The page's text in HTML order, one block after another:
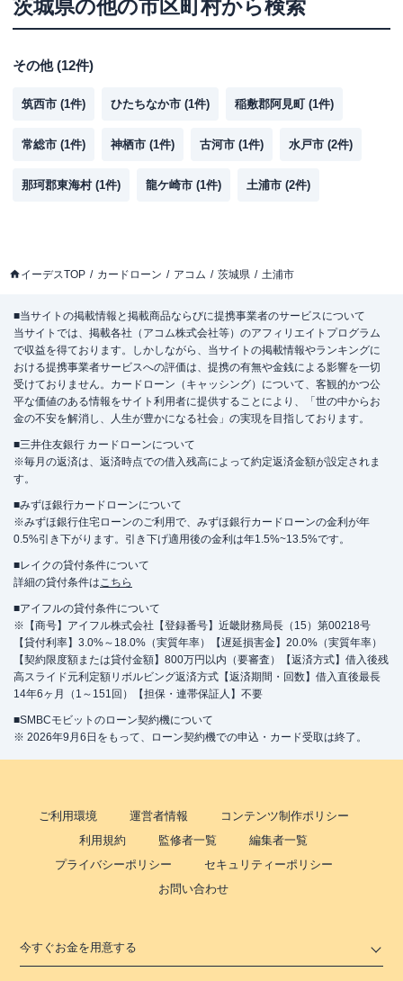
茨城県の他の市区町村から検索
その他(12件)
筑西市 (1件) ひたちなか市 (1件) 稲敷郡阿見町 (1件)
常総市 (1件) 神栖市 (1件) 古河市 (1件) 水戸市 (2件)
那珂郡東海村(1件) 龍ケ崎市 (1件) 土浦市 (2件)
イーデスTOP カードローン アコム 茨城県 土浦市
■当サイトの掲載情報と掲載商品ならびに提携事業者のサービスについて
当サイトでは、掲載各社（アコム株式会社等）のアフィリエイトプログラム
で収益を得ております。しかしながら、当サイトの掲載情報やランキングに
おける提携事業者サービスへの評価は、提携の有無や金銭による影響を一切
受けておりません。カードローン（キャッシング）について、客観的かつ公
平な価値のある情報をサイト利用者に提供することにより、「世の中からお
金の不安を解消し、人生が豊かになる社会」の実現を目指しております。
■三井住友銀行 カードローンについて
※毎月の返済は、返済時点での借入残高によって約定返済金額が設定されま
す。
■みずほ銀行カードローンについて
※みずほ銀行住宅ローンのご利用で、みずほ銀行カードローンの金利が年
0.5%引き下がります。引き下げ適用後の金利は年1.5%~13.5%です。
■レイクの貸付条件について
詳細の貸付条件はこちら
■アイフルの貸付条件について
※【商号】アイフル株式会社【登録番号】近畿財務局長（15）第00218号
【貸付利率】3.0%～18.0%（実質年率）【遅延損害金】20.0%（実質年率）
【契約限度額または貸付金額】800万円以内（要審査）【返済方式】借入後残
高スライド元利定額リボルビング返済方式【返済期間・回数】借入直後最長
14年6ヶ月（1～151回）【担保・連帯保証人】不要
■SMBCモビットのローン契約機について
※ 2026年9月6日をもって、ローン契約機での申込・カード受取は終了。
ご利用環境 運営者情報
コンテンツ制作ポリシー
利用規約
監修者一覧
編集者一覧
プライバシーポリシー
セキュリティーポリシー
お問い合わせ
今すぐお金を用意する